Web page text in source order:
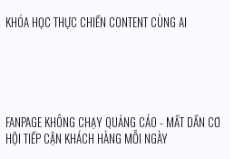
KHÓA HỌC THỰC CHIẾN CONTENT CÙNG AI
FANPAGE KHÔNG CHẠY QUẢNG CÁO - MẤT DẦN CƠ
HỘI TIẾP CẬN KHÁCH HÀNG MỖI NGÀY